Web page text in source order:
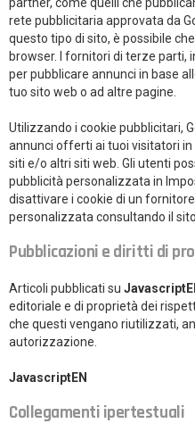
rete pubblicitaria approvata da
questo tipo di sito, è possibile
browser. I fornitori di terze parti,
per pubblicare annunci in base
tuo sito web o ad altre pagine.
Utilizzando i cookie pubblicitari,
annunci offerti ai tuoi visitatori
siti e/o altri siti web. Gli utenti
pubblicità personalizzata in
disattivare i cookie di un
personalizzata consultando il sito
Pubblicazioni e diritti di
Articoli pubblicati su
editoriale e di proprietà dei
che questi vengano riutilizzati,
autorizzazione.
JavascriptEN
Collegamenti ipertestuali